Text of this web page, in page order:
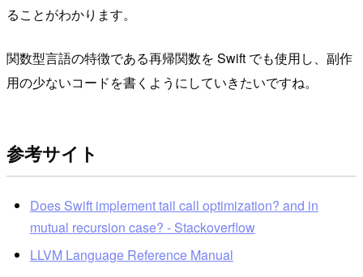
ることがわかります。
関数型言語の特徴である再帰関数を Swift でも使用し、副作
用の少ないコードを書くようにしていきたいですね。
参考サイト
Does Swift implement tail call optimization? and in
mutual recursion case? - Stackoverflow
LLVM Language Reference Manual